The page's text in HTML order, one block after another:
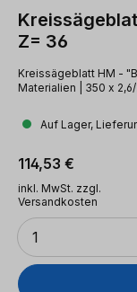
Z= 36
Kreissägeblatt HM -
Materialien | 350 x
Auf Lager,
Regulärer Preis:
114,53 €
inkl. MwSt. zzgl.
Versandkosten
Anzahl
1